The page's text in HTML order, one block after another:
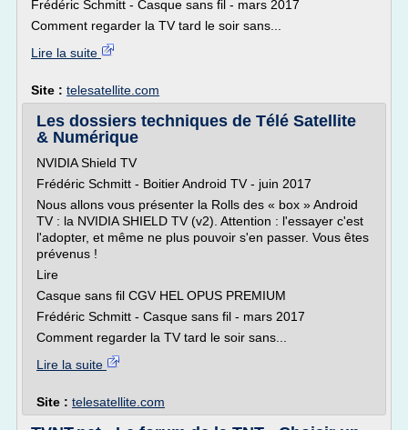
Frédéric Schmitt - Casque sans fil - mars 2017
Comment regarder la TV tard le soir sans...
Lire la suite
Site : telesatellite.com
Les dossiers techniques de Télé Satellite
& Numérique
NVIDIA Shield TV
Frédéric Schmitt - Boitier Android TV - juin 2017
Nous allons vous présenter la Rolls des « box » Android
TV : la NVIDIA SHIELD TV (v2). Attention : l'essayer c'est
l'adopter, et même ne plus pouvoir s'en passer. Vous êtes
prévenus !
Lire
Casque sans fil CGV HEL OPUS PREMIUM
Frédéric Schmitt - Casque sans fil - mars 2017
Comment regarder la TV tard le soir sans...
Lire la suite
Site : telesatellite.com